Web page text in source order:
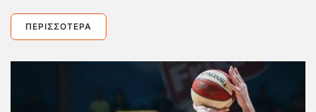
ΠΕΡΙΣΣΌΤΕΡΑ